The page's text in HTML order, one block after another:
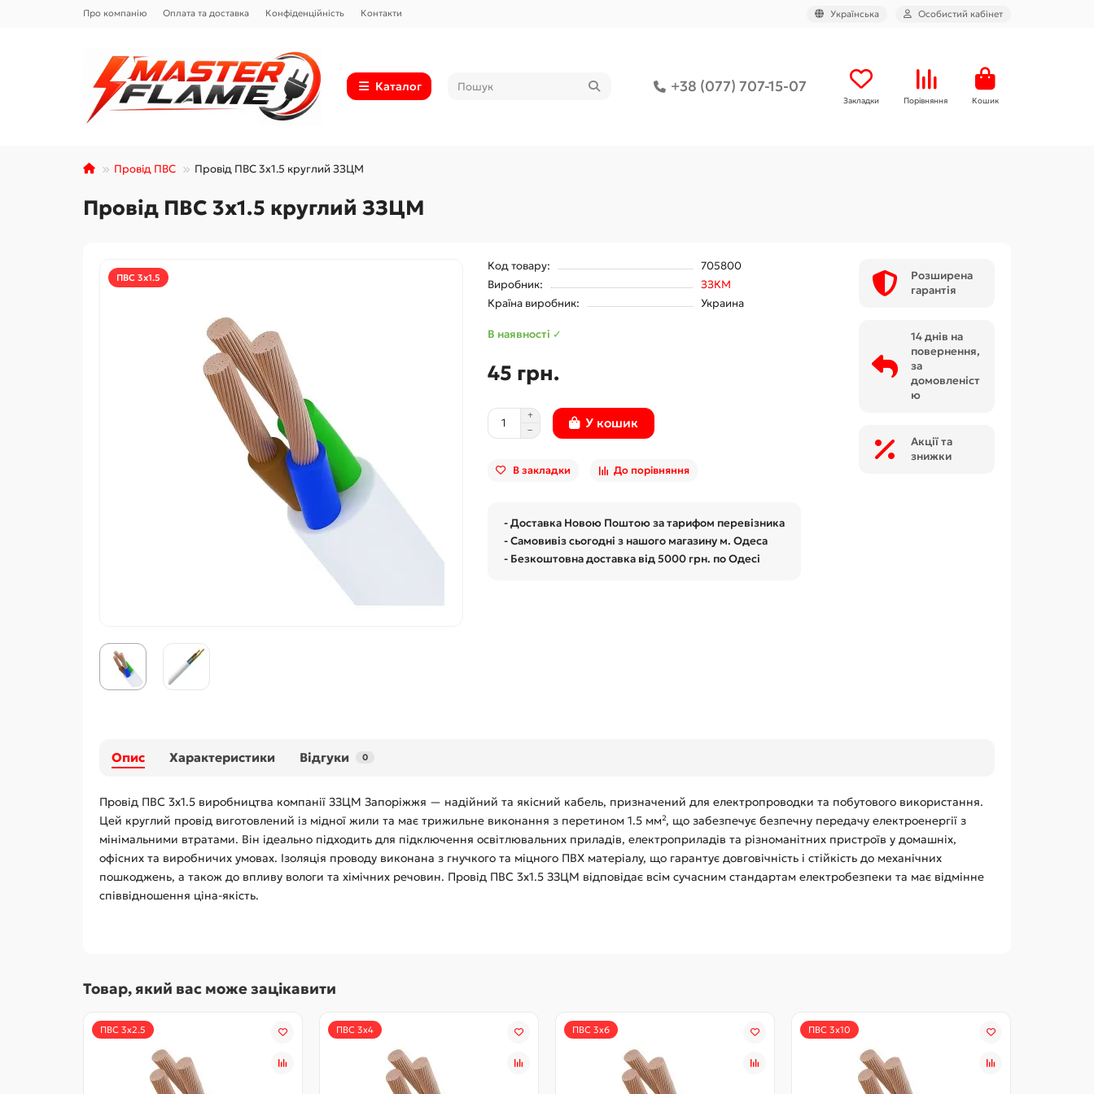
Про компанію Оплата та доставка Конфіденційність Контакти Українська Особистий кабінет
Каталог +38 (077) 707-15-07
Закладки Порівняння Кошик
Провід ПВС Провід ПВС 3х1.5 круглий ЗЗЦМ
Провід ПВС 3х1.5 круглий ЗЗЦМ
ПВС 3х1.5
Код товару:
705800
Виробник:
ЗЗКМ
Країна виробник:
Украина
В наявності ✓
45 грн.
У кошик
В закладки До порівняння
- Доставка Новою Поштою за тарифом перевізника
- Самовивіз сьогодні з нашого магазину м. Одеса
- Безкоштовна доставка від 5000 грн. по Одесі
Розширена
гарантія
14 днів на
повернення,
за
домовленіст
ю
Акції та
знижки
Опис Характеристики Відгуки 0
Провід ПВС 3х1.5 виробництва компанії ЗЗЦМ Запоріжжя — надійний та якісний кабель, призначений для електропроводки та побутового використання.
Цей круглий провід виготовлений із мідної жили та має трижильне виконання з перетином 1.5 мм², що забезпечує безпечну передачу електроенергії з
мінімальними втратами. Він ідеально підходить для підключення освітлювальних приладів, електроприладів та різноманітних пристроїв у домашніх,
офісних та виробничих умовах. Ізоляція проводу виконана з гнучкого та міцного ПВХ матеріалу, що гарантує довговічність і стійкість до механічних
пошкоджень, а також до впливу вологи та хімічних речовин. Провід ПВС 3х1.5 ЗЗЦМ відповідає всім сучасним стандартам електробезпеки та має відмінне
співвідношення ціна-якість.
Товар, який вас може зацікавити
ПВС 3х2.5 ПВС 3х4 ПВС 3х6 ПВС 3х10